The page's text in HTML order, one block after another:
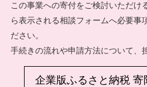
この事業への寄付をご検討いただけ
ら表示される相談フォームへ必要事
ださい。
手続きの流れや申請方法について、
企業版ふるさと納税